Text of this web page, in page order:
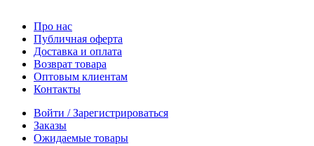
Про нас
Публичная оферта
Доставка и оплата
Возврат товара
Оптовым клиентам
Контакты
Войти / Зарегистрироваться
Заказы
Ожидаемые товары